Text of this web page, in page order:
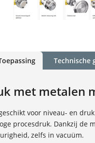
Technische
met metalen
voor niveau- en
procesdruk. Dankzij de
zelfs in vacuüm.